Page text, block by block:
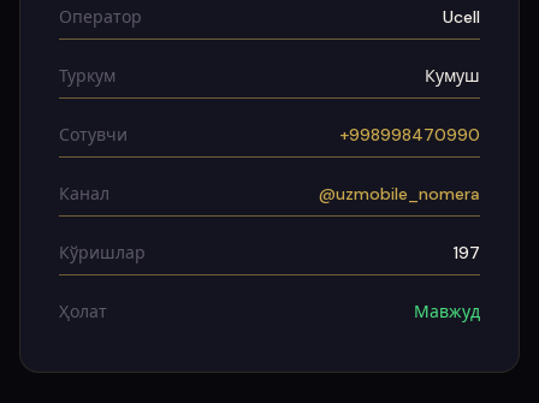
Оператор Ucell
Туркум Кумуш
Сотувчи +998998470990
Канал @uzmobile_nomera
Кўришлар 197
Ҳолат Мавжуд